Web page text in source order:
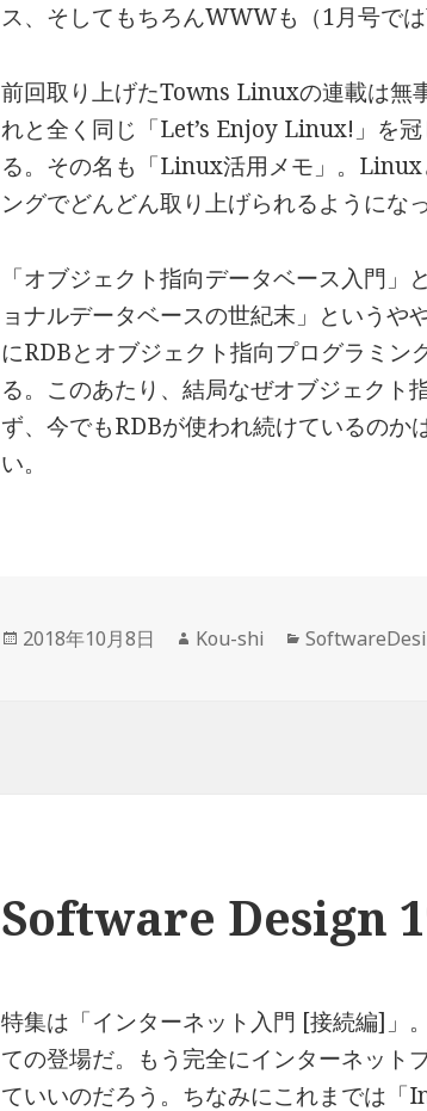
ス、そしてもちろんWWWも（1月号で
前回取り上げたTowns Linuxの連載は無
れと全く同じ「Let’s Enjoy Linux!」を
る。その名も「Linux活用メモ」。Linux
ングでどんどん取り上げられるようにな
「オブジェクト指向データベース入門
ョナルデータベースの世紀末」というや
にRDBとオブジェクト指向プログラミン
る。このあたり、結局なぜオブジェクト
ず、今でもRDBが使われ続けているのか
い。
投
2018年10月8日
作
Kou-shi
カ
Software Design
特集は「インターネット入門 [接続編]」
ての登場だ。もう完全にインターネット
ていいのだろう。ちなみにこれまでは